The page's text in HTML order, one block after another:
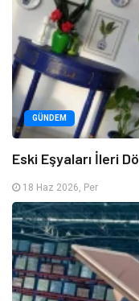
GÜNDEM
Eski Eşyaları İleri
18 Haz 2026, Per